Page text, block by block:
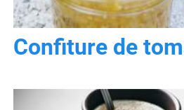
Confiture de